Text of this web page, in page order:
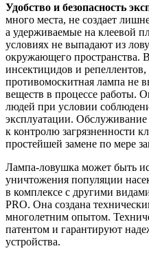
Удобство и безопасность
много места, не создает
а удерживаемые на клеевой
условиях не выпадают из
окружающего пространства.
инсектицидов и репеллентов,
противомоскитная лампа не
веществ в процессе работы.
людей при условии
эксплуатации.
к контролю загрязненности
простейшей замене по мере
Лампа-ловушка может быть
уничтожения популяции
в комплексе с другими
PRO. Она создана
многолетним опытом.
патентом и гарантируют
устройства.